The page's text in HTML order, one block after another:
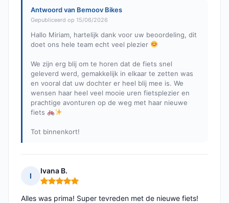
Antwoord van Bemoov Bikes
Gepubliceerd op 15/06/2026
Hallo Miriam, hartelijk dank voor uw beoordeling, dit
doet ons hele team echt veel plezier
We zijn erg blij om te horen dat de fiets snel
geleverd werd, gemakkelijk in elkaar te zetten was
en vooral dat uw dochter er heel blij mee is. We
wensen haar heel veel mooie uren fietsplezier en
prachtige avonturen op de weg met haar nieuwe
fiets
Tot binnenkort!
I
Ivana B.
Opmerking: 5 van 5
Alles was prima! Super tevreden met de nieuwe fiets!